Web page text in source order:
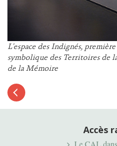
L'espace des Indignés,
symbolique des Territoires de
de la Mémoire
Article
précédent
Accès